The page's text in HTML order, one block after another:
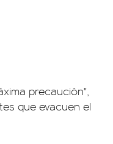
precaución",
que evacuen el